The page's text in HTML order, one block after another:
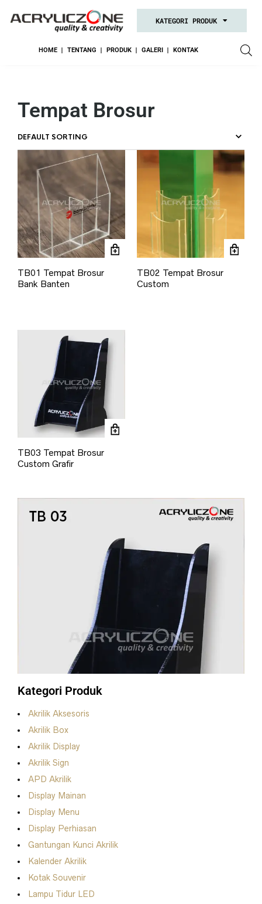
KATEGORI PRODUK
HOME TENTANG PRODUK GALERI KONTAK
Tempat Brosur
TB01 Tempat Brosur
Bank Banten
TB02 Tempat Brosur
Custom
TB03 Tempat Brosur
Custom Grafir
Tempat brosuradalah salah satu cara yang paling efektif
menempatkan brosur atau flyer pada
dapat mempermudah calon pelanggan untuk mengambil
dengan ukuran yang Anda pesan. Hubungi
kami dan dapatkan harga yang terbaik.
Kategori Produk
Akrilik Aksesoris
Akrilik Box
Akrilik Display
Akrilik Sign
APD Akrilik
Display Mainan
Display Menu
Display Perhiasan
Gantungan Kunci Akrilik
Kalender Akrilik
Kotak Souvenir
Lampu Tidur LED